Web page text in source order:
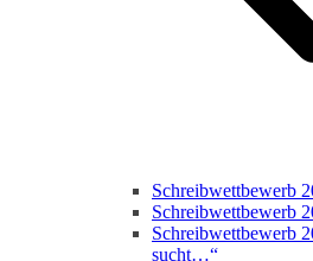
Schreibwettbewerb
Schreibwettbewerb
Schreibwettbewerb
sucht…“